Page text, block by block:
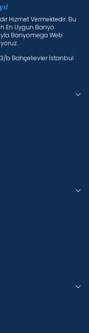
Hizmet Vermektedir. Bu
En Uygun Banyo
Banyomega Web
b Bahçelievler İstanbul